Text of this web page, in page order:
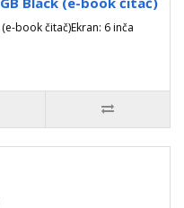
book čitač)Ekran: 6 inča